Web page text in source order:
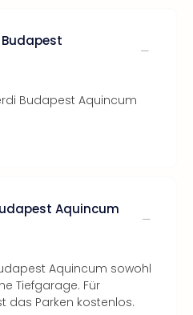
Budapest Aquincum
Aquincum
Aquincum sowohl
Tiefgarage. Für
das Parken kostenlos.